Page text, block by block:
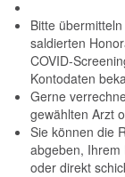
Bitte
saldierten
COVID-
Kontodaten
Gerne
gewählten Arzt
Sie können die
abgeben,
oder direkt